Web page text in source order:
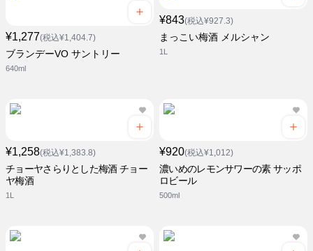
¥1,277(税込¥1,404.7)
ブランデーVO サントリー
640ml
¥843(税込¥927.3)
まっこい梅酒 メルシャン
1L
¥1,258(税込¥1,383.8)
チョーヤさらりとした梅酒 チョー
ヤ梅酒
1L
¥920(税込¥1,012)
濃いめのレモンサワーの素 サッポ
ロビール
500ml